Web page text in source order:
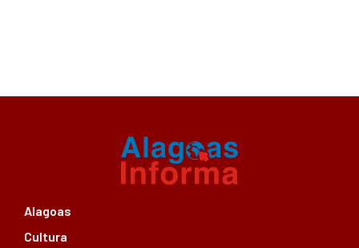
Alagoas
Cultura